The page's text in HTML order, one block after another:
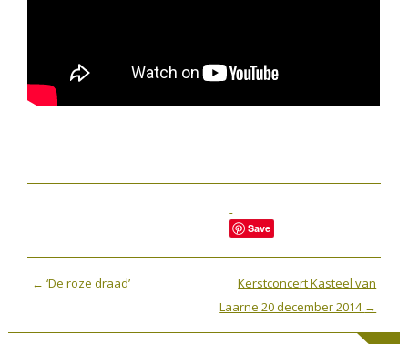
Save
P
s
← ‘De roze draad’
Kerstconcert Kasteel van
Laarne 20 december 2014 →